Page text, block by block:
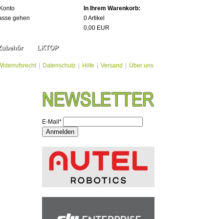
gehen
In Ihrem Warenkorb:
0Artikel
0,00 EUR
LKTOP
Datenschutz Hilfe Versand Über uns
E-Mail*
Anmelden